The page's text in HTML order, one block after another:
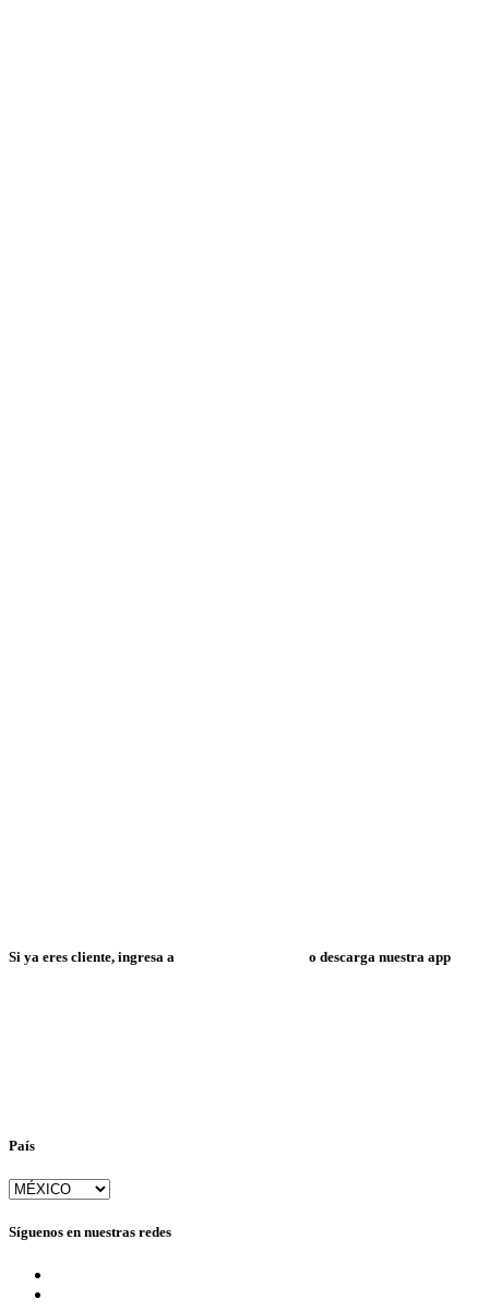
Si ya eres cliente, ingresa a o descarga nuestra app
País
Síguenos en nuestras redes